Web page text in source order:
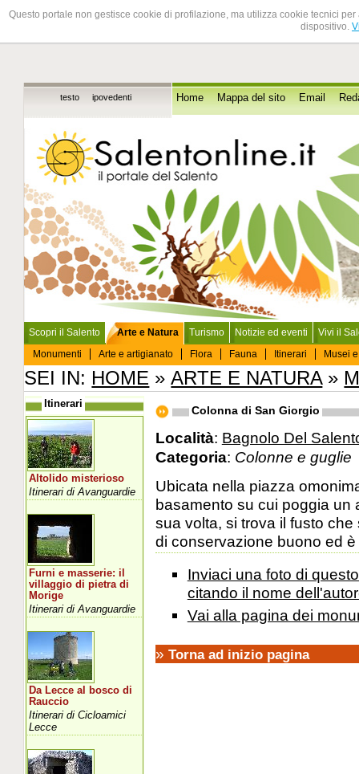
Questo portale non gestisce cookie di profilazione, ma utilizza cookie tecnici
dispositivo.
testo ipovedenti Home Mappa del sito Email
Scopri il Salento
Arte e Natura
Monumenti
Arte e artigianato Flora Fauna Itinerari Musei
Turismo Notizie ed eventi Vivi il
SEI IN: HOME »ARTE E NATURA»
Colonna di San Giorgio
Località: Bagnolo Del
Categoria: Colonne e guglie
Ubicata nella piazza
basamento su cui poggia un
sua volta, si trova il fusto
di conservazione buono ed è
Inviaci una foto di
citando il nome
Vai alla pagina dei
» Torna ad inizio pagina
Itinerari
Altolido misterioso
Itinerari di Avanguardie
Furni e masserie: il
villaggio di pietra di
Morige
Itinerari di Avanguardie
Da Lecce al bosco di
Rauccio
Itinerari di Cicloamici
Lecce